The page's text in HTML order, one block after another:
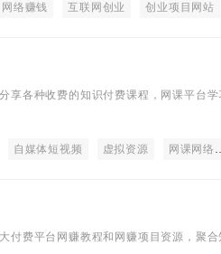
网络赚钱 互联网创业 创业项目网站
享各种收费的知识付费课程，网课平台学
资源网
自媒体短视频 虚拟资源 网课网络赚钱
付费平台网赚教程和网赚项目资源，聚合